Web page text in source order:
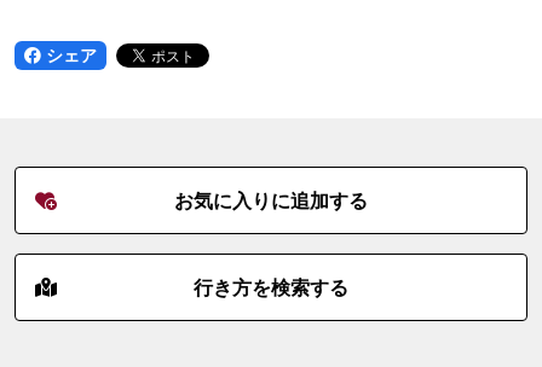
シェア
お気に入りに追加する
行き方を検索する